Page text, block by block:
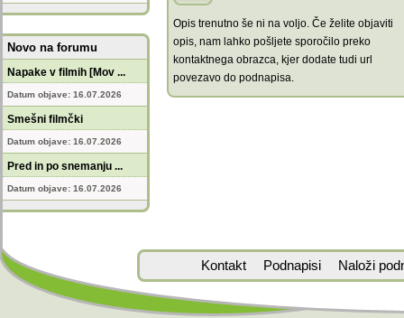
Novo na forumu
Napake v filmih [Mov ...
Datum objave: 16.07.2026
Smešni filmčki
Datum objave: 16.07.2026
Pred in po snemanju ...
Datum objave: 16.07.2026
Opis trenutno še ni na voljo. Če želite objaviti
opis, nam lahko pošljete sporočilo preko
kontaktnega obrazca, kjer dodate tudi url
povezavo do podnapisa.
Kontakt Podnapisi Naloži